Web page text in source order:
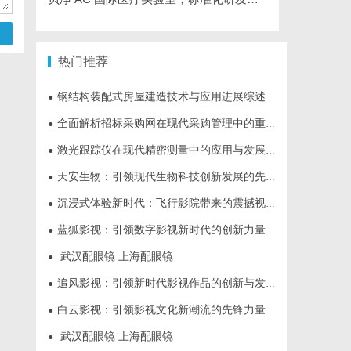
热门推荐
● 钢结构装配式房屋建造技术与应用进展综述
● 全面解析招标采购网在现代采购管理中的重要作用与应用
● 激光跟踪仪在现代精密测量中的应用与发展趋势
● 天安生物：引领现代生物科技创新发展的先锋企业
● 沉浸式体验新时代：飞行影院带来的震撼视觉盛宴
● 蓝狐影视：引领数字影视新时代的创新力量
● 武汉配眼镜 上海配眼镜
● 追风影视：引领新时代影视作品的创新与发展之路
● 白云影视：引领影视文化新潮流的先锋力量
● 武汉配眼镜 上海配眼镜